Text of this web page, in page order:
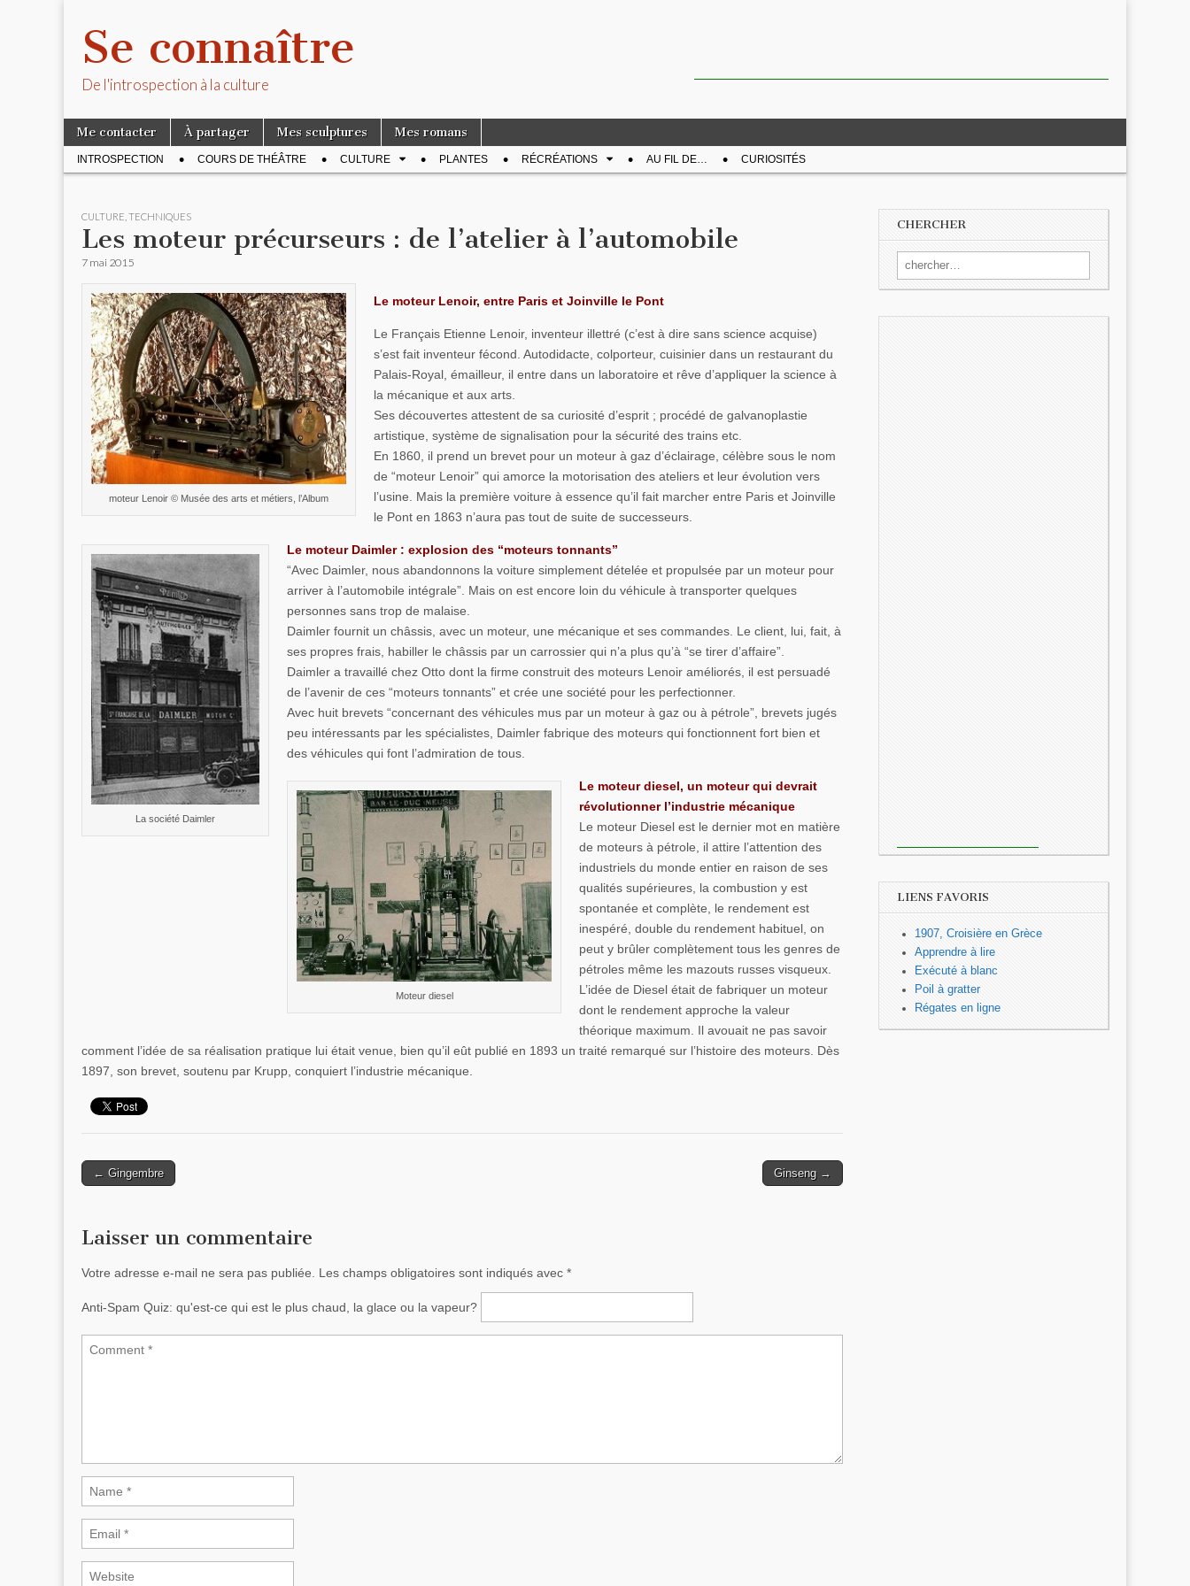
Se connaître
De l'introspection à la culture
Main menu
Skip to content
Me contacter À partager Mes sculptures Mes romans
Sub menu
INTROSPECTION COURS DE THÉÂTRE CULTURE PLANTES RÉCRÉATIONS AU FIL DE… CURIOSITÉS
CULTURE TECHNIQUES
Les moteur précurseurs : de l’atelier à l’automobile
7 mai 2015
moteur Lenoir © Musée des arts et métiers, l’Album
Le moteur Lenoir, entre Paris et Joinville le Pont
Le Français Etienne Lenoir, inventeur illettré (c’est à dire sans science acquise)
s’est fait inventeur fécond. Autodidacte, colporteur, cuisinier dans un restaurant du
Palais-Royal, émailleur, il entre dans un laboratoire et rêve d’appliquer la science à
la mécanique et aux arts.
Ses découvertes attestent de sa curiosité d’esprit ; procédé de galvanoplastie
artistique, système de signalisation pour la sécurité des trains etc.
En 1860, il prend un brevet pour un moteur à gaz d’éclairage, célèbre sous le nom
de “moteur Lenoir” qui amorce la motorisation des ateliers et leur évolution vers
l’usine. Mais la première voiture à essence qu’il fait marcher entre Paris et Joinville
le Pont en 1863 n’aura pas tout de suite de successeurs.
La société Daimler
Le moteur Daimler : explosion des “moteurs tonnants”
“Avec Daimler, nous abandonnons la voiture simplement dételée et propulsée par un moteur pour
arriver à l’automobile intégrale”. Mais on est encore loin du véhicule à transporter quelques
personnes sans trop de malaise.
Daimler fournit un châssis, avec un moteur, une mécanique et ses commandes. Le client, lui, fait, à
ses propres frais, habiller le châssis par un carrossier qui n’a plus qu’à “se tirer d’affaire”.
Daimler a travaillé chez Otto dont la firme construit des moteurs Lenoir améliorés, il est persuadé
de l’avenir de ces “moteurs tonnants” et crée une société pour les perfectionner.
Avec huit brevets “concernant des véhicules mus par un moteur à gaz ou à pétrole”, brevets jugés
peu intéressants par les spécialistes, Daimler fabrique des moteurs qui fonctionnent fort bien et
des véhicules qui font l’admiration de tous.
Moteur diesel
Le moteur diesel, un moteur qui devrait
révolutionner l’industrie mécanique
Le moteur Diesel est le dernier mot en matière
de moteurs à pétrole, il attire l’attention des
industriels du monde entier en raison de ses
qualités supérieures, la combustion y est
spontanée et complète, le rendement est
inespéré, double du rendement habituel, on
peut y brûler complètement tous les genres de
pétroles même les mazouts russes visqueux.
L’idée de Diesel était de fabriquer un moteur
dont le rendement approche la valeur
théorique maximum. Il avouait ne pas savoir
comment l’idée de sa réalisation pratique lui était venue, bien qu’il eût publié en 1893 un traité remarqué sur l’histoire des moteurs. Dès
1897, son brevet, soutenu par Krupp, conquiert l’industrie mécanique.
Post navigation
← Gingembre Ginseng →
Laisser un commentaire
Votre adresse e-mail ne sera pas publiée. Les champs obligatoires sont indiqués avec *
Anti-Spam Quiz: qu'est-ce qui est le plus chaud, la glace ou la vapeur?
CHERCHER
Search for:
LIENS FAVORIS
1907, Croisière en Grèce
Apprendre à lire
Exécuté à blanc
Poil à gratter
Régates en ligne